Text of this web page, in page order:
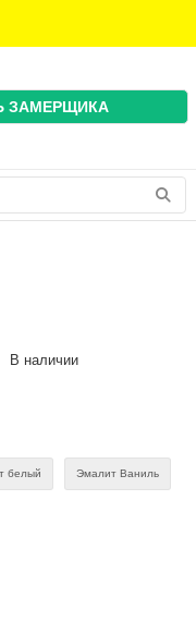
ЗАМЕРЩИКА
В наличии
белый Эмалит Ваниль